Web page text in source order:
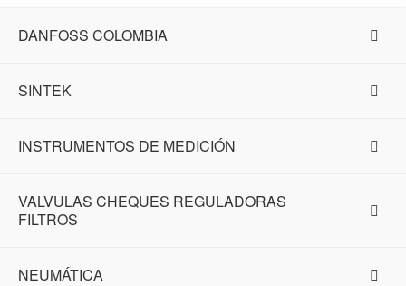
DANFOSS COLOMBIA
SINTEK
INSTRUMENTOS DE MEDICIÓN
VALVULAS CHEQUES REGULADORAS
FILTROS
NEUMÁTICA